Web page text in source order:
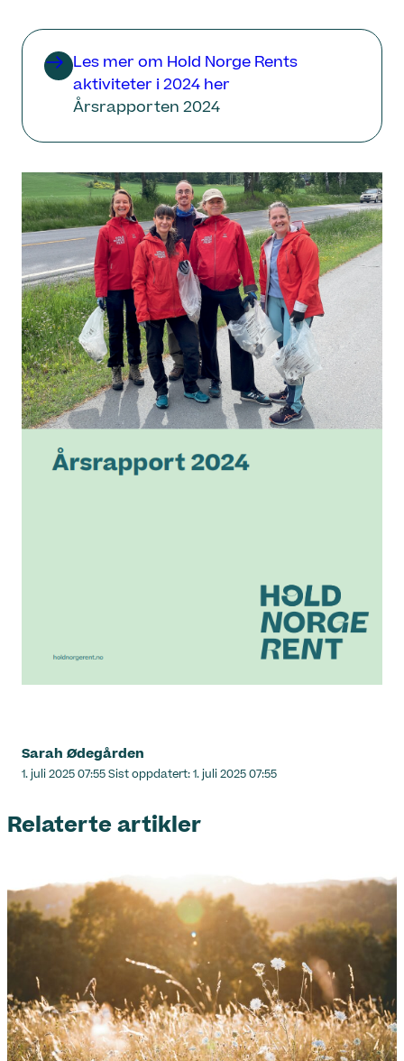
Les mer om Hold Norge Rents
aktiviteter i 2024 her
Årsrapporten 2024
Sarah Ødegården
Lagt
1. juli 2025 07:55Sist oppdatert:1. juli 2025 07:55
Relaterte artikler